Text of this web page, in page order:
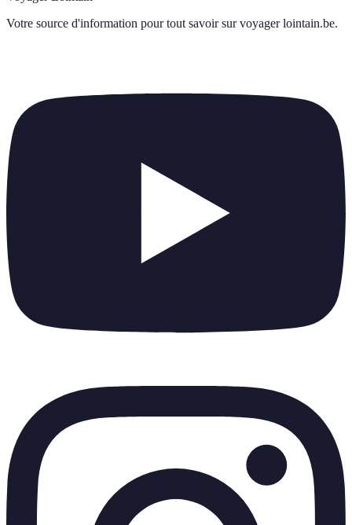
Votre source d'information pour tout savoir sur voyager lointain.be.